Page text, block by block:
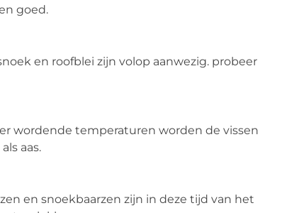
goed.
en roofblei zijn volop aanwezig. probeer
wordende temperaturen worden de vissen
aas.
en snoekbaarzen zijn in deze tijd van het